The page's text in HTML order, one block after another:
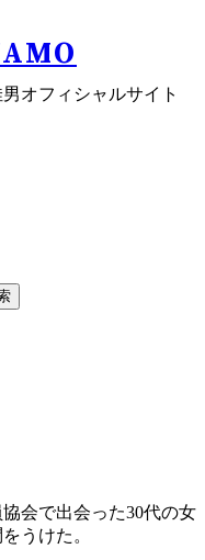
オフィシャルサイト
会で出会った30代の女
うけた。